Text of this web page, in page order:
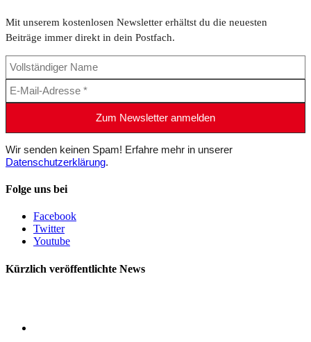
Mit unserem kostenlosen Newsletter erhältst du die neuesten
Beiträge immer direkt in dein Postfach.
Wir senden keinen Spam! Erfahre mehr in unserer
Datenschutzerklärung.
Folge uns bei
Facebook
Twitter
Youtube
Kürzlich veröffentlichte News